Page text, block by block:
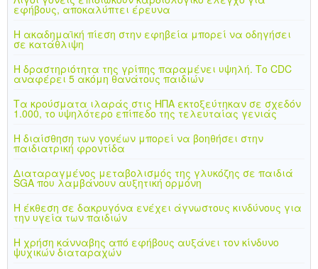
εφήβους, αποκαλύπτει έρευνα
Η ακαδημαϊκή πίεση στην εφηβεία μπορεί να οδηγήσει
σε κατάθλιψη
Η δραστηριότητα της γρίπης παραμένει υψηλή. Το CDC
αναφέρει 5 ακόμη θανάτους παιδιών
Τα κρούσματα ιλαράς στις ΗΠΑ εκτοξεύτηκαν σε σχεδόν
1.000, το υψηλότερο επίπεδο της τελευταίας γενιάς
Η διαίσθηση των γονέων μπορεί να βοηθήσει στην
παιδιατρική φροντίδα
Διαταραγμένος μεταβολισμός της γλυκόζης σε παιδιά
SGA που λαμβάνουν αυξητική ορμόνη
Η έκθεση σε δακρυγόνα ενέχει άγνωστους κινδύνους για
την υγεία των παιδιών
Η χρήση κάνναβης από εφήβους αυξάνει τον κίνδυνο
ψυχικών διαταραχών